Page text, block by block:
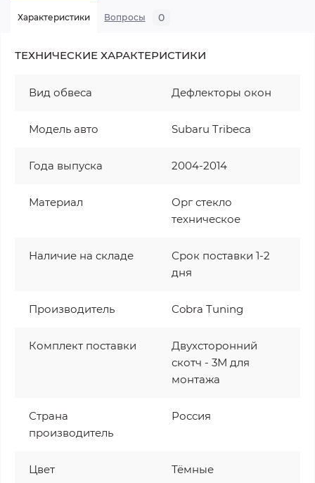
Характеристики Вопросы 0
ТЕХНИЧЕСКИЕ ХАРАКТЕРИСТИКИ
Вид обвеса Дефлекторы окон
Модель авто Subaru Tribeca
Года выпуска 2004-2014
Материал
Орг стекло
техническое
Наличие на складе
Срок поставки 1-2
дня
Производитель Cobra Tuning
Комплект поставки
Двухсторонний
скотч - 3М для
монтажа
Страна
производитель
Россия
Цвет Тёмные